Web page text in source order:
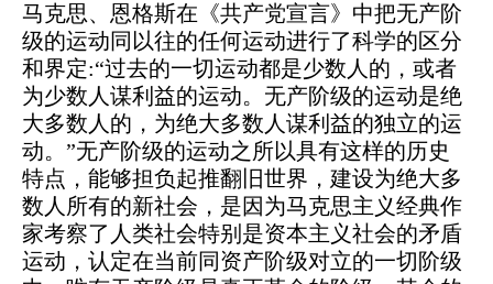
马克思、恩格斯在《共产党宣言》中把无产阶
级的运动同以往的任何运动进行了科学的区分
和界定:“过去的一切运动都是少数人的，或者
为少数人谋利益的运动。无产阶级的运动是绝
大多数人的，为绝大多数人谋利益的独立的运
动。”无产阶级的运动之所以具有这样的历史
特点，能够担负起推翻旧世界，建设为绝大多
数人所有的新社会，是因为马克思主义经典作
家考察了人类社会特别是资本主义社会的矛盾
运动，认定在当前同资产阶级对立的一切阶级